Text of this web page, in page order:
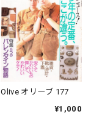
Olive オリーブ 177
¥1,000